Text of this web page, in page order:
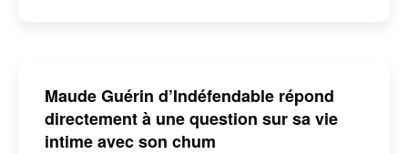
Maude Guérin d’Indéfendable répond
directement à une question sur sa vie
intime avec son chum